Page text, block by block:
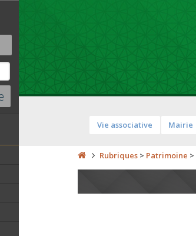
Vie associative Mairie
Rubriques> Patrimoine >